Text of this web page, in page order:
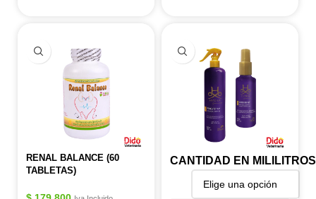
RENAL BALANCE (60
TABLETAS)
CANTIDAD EN MILILITROS